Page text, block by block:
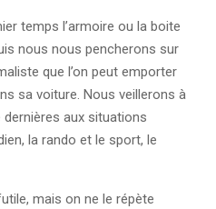
temps l’armoire ou la boite
nous nous pencherons sur
que l’on peut emporter
sa voiture. Nous veillerons à
aux situations
la rando et le sport, le
mais on ne le répète